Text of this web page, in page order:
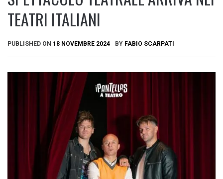
TEATRI ITALIANI
PUBLISHED ON 18 NOVEMBRE 2024 BY FABIO SCARPATI